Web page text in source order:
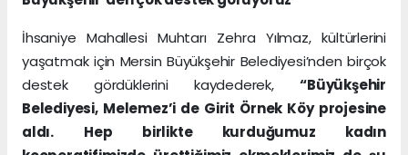
İhsaniye Mahallesi Muhtarı Zehra Yılmaz, kültürlerini
yaşatmak için Mersin Büyükşehir Belediyesi’nden birçok
destek gördüklerini kaydederek,“Büyükşehir
Belediyesi, Melemez’i de Girit Örnek Köy projesine
aldı.
Hep birlikte kurduğumuz kadın